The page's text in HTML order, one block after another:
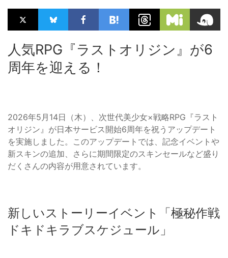
人気RPG『ラストオリジン』が6
周年を迎える！
2026年5月14日（木）、次世代美少女×戦略RPG『ラスト
オリジン』が日本サービス開始6周年を祝うアップデート
を実施しました。このアップデートでは、記念イベントや
新スキンの追加、さらに期間限定のスキンセールなど盛り
だくさんの内容が用意されています。
新しいストーリーイベント「極秘作戦
ドキドキラブスケジュール」